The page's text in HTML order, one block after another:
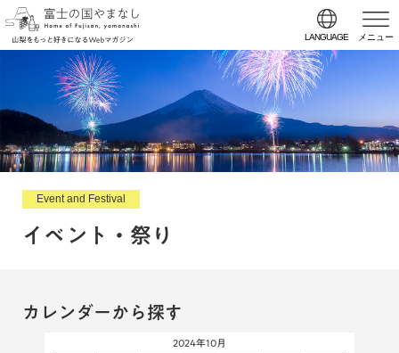
LANGUAGE メニュー
Event and Festival
イベント・祭り
カレンダーから探す
2024年10月